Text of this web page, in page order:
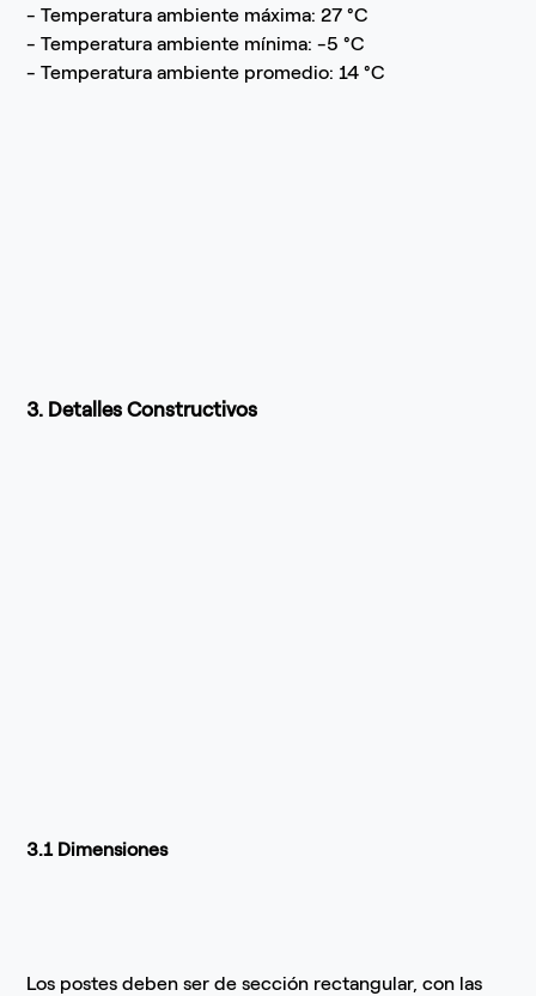
- Temperatura ambiente máxima: 27 °C
- Temperatura ambiente mínima: -5 °C
- Temperatura ambiente promedio: 14 °C
3. Detalles Constructivos
3.1 Dimensiones
Los postes deben ser de sección rectangular, con las